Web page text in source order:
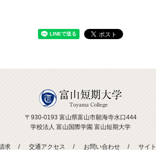
〒930-0193 富山県富山市願海寺水口444
学校法人 富山国際学園 富山短期大学
求 交通アクセス お問い合わせ サイ